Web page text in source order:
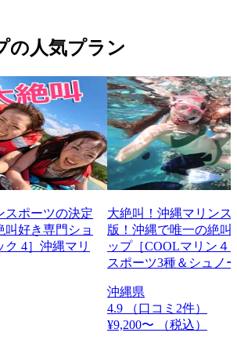
の人気プラン
スポーツの決定
叫好き専門ショ
4］沖縄マリ
大絶叫！沖縄マリンス
版！沖縄で唯一の絶叫
ップ［COOLマリン４
スポーツ3種＆シュノ
沖縄県
4.9
（口コミ2件）
¥9,200〜
（税込）